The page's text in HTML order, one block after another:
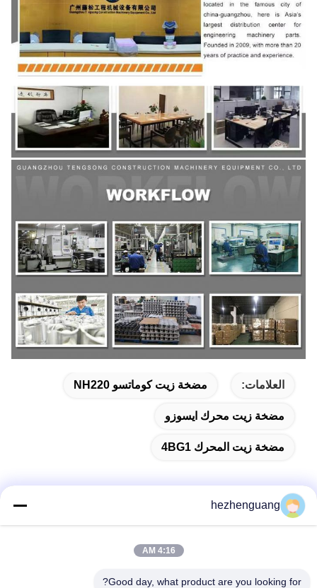
العلامات: مضخة زيت كوماتسو NH220
مضخة زيت محرك ايسوزو
مضخة زيت المحرك 4BG1
hezhenguang
4:16 AM
Good day, what product are you looking for?